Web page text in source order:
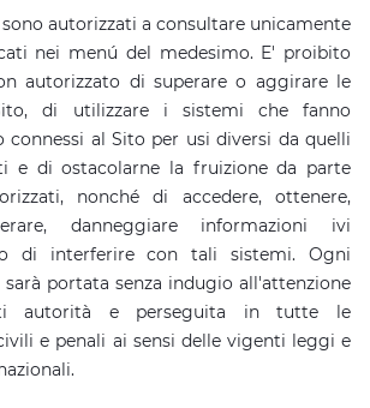
autorizzati a consultare unicamente
nei menú del medesimo. E' proibito
autorizzato di superare o aggirare le
di utilizzare i sistemi che fanno
connessi al Sito per usi diversi da quelli
e di ostacolarne la fruizione da parte
nonché di accedere, ottenere,
danneggiare informazioni ivi
di interferire con tali sistemi. Ogni
portata senza indugio all'attenzione
autorità e perseguita in tutte le
e penali ai sensi delle vigenti leggi e